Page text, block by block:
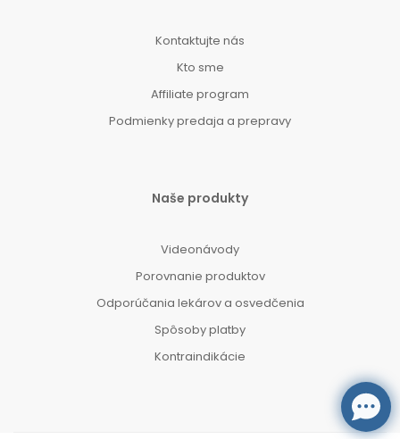
Kontaktujte nás
Kto sme
Affiliate program
Podmienky predaja a prepravy
Naše produkty
Videonávody
Porovnanie produktov
Odporúčania lekárov a osvedčenia
Spôsoby platby
Kontraindikácie